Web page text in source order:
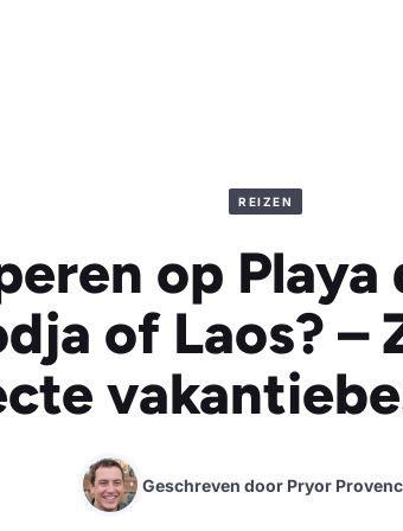
REIZEN
op Playa
of Laos? –
Geschreven door Pryor